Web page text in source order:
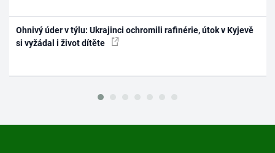
Ohnivý úder v týlu: Ukrajinci ochromili rafinérie, útok v Kyjevě
si vyžádal i život dítěte